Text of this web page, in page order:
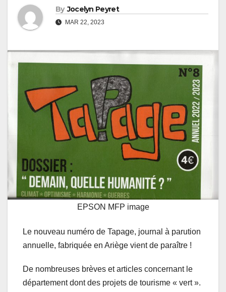
By Jocelyn Peyret
MAR 22, 2023
EPSON MFP image
Le nouveau numéro de Tapage, journal à parution
annuelle, fabriquée en Ariège vient de paraître !
De nombreuses brèves et articles concernant le
département dont des projets de tourisme « vert ».